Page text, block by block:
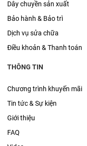
Dây chuyền sản xuất
Bảo hành & Bảo trì
Dịch vụ sửa chữa
Điều khoản & Thanh toán
THÔNG TIN
Chương trình khuyến mãi
Tin tức & Sự kiện
Giới thiệu
FAQ